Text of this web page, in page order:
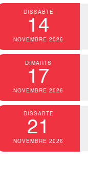
DISSABTE
14
NOVEMBRE 2026
DIMARTS
17
NOVEMBRE 2026
DISSABTE
21
NOVEMBRE 2026